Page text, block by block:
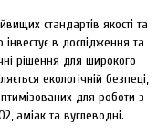
стандартів якості та
в дослідження та
рішення для широкого
екологічній безпеці,
для роботи з
аміак та вуглеводні.